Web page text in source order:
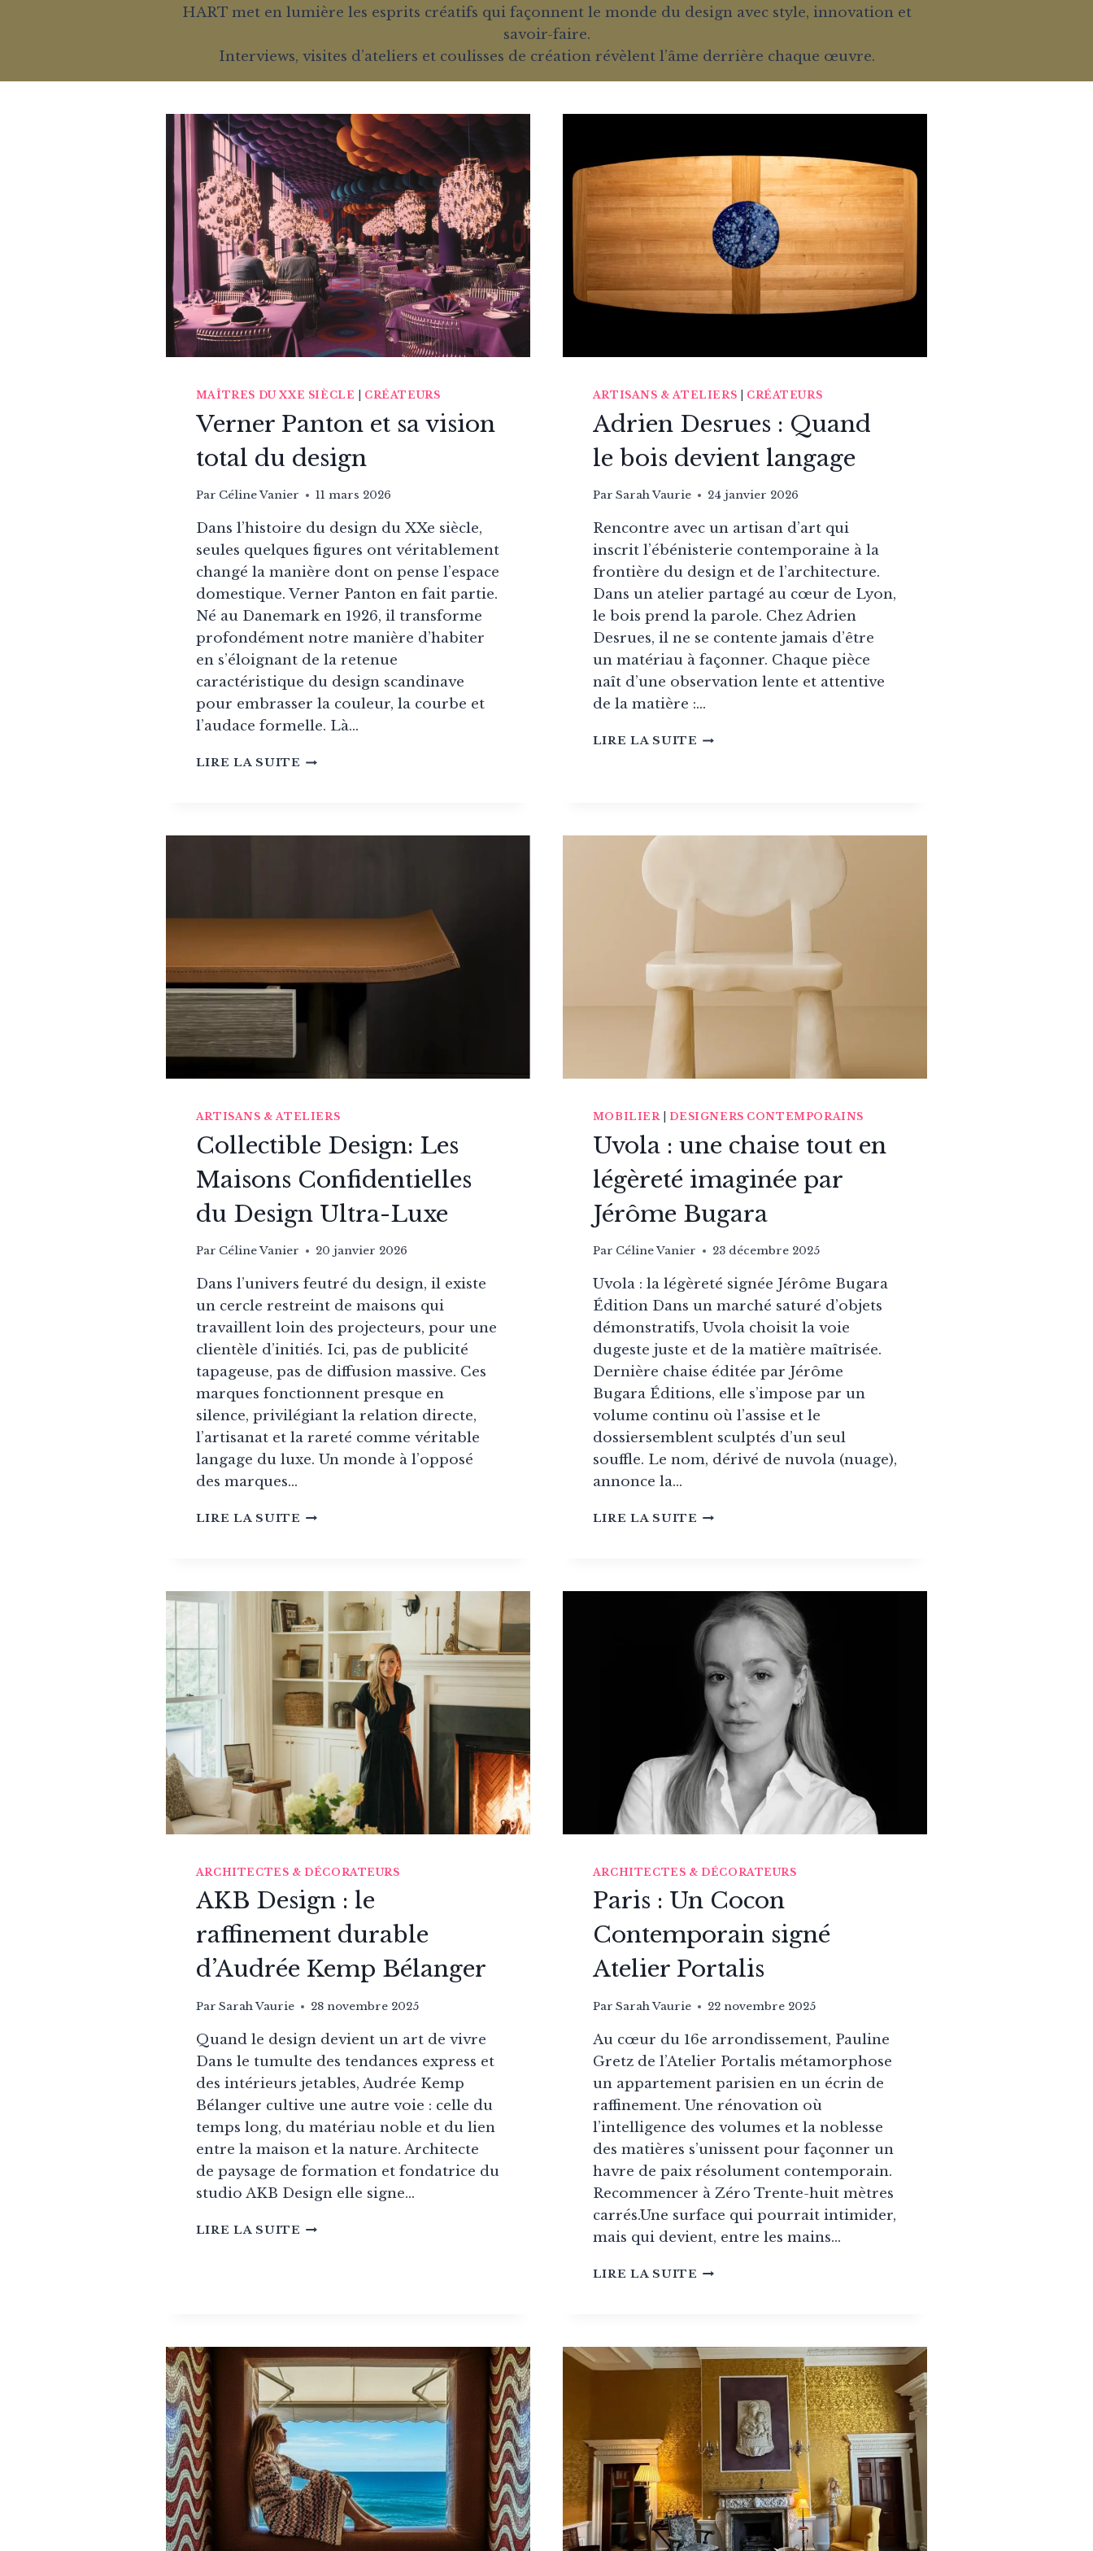
HART met en lumière les esprits créatifs qui façonnent le monde du design avec style, innovation et
savoir-faire.
Interviews, visites d’ateliers et coulisses de création révèlent l’âme derrière chaque œuvre.
MAÎTRES DU XXE SIÈCLE CRÉATEURS
Verner Panton et sa vision
total du design
Par Céline Vanier 11 mars 2026
Dans l’histoire du design du XXe siècle,
seules quelques figures ont véritablement
changé la manière dont on pense l’espace
domestique. Verner Panton en fait partie.
Né au Danemark en 1926, il transforme
profondément notre manière d’habiter
en s’éloignant de la retenue
caractéristique du design scandinave
pour embrasser la couleur, la courbe et
l’audace formelle. Là…
LIRE LA SUITE VERNER
ARTISANS & ATELIERS CRÉATEURS
Adrien Desrues : Quand
le bois devient langage
Par Sarah Vaurie 24 janvier 2026
Rencontre avec un artisan d’art qui
inscrit l’ébénisterie contemporaine à la
frontière du design et de l’architecture.
Dans un atelier partagé au cœur de Lyon,
le bois prend la parole. Chez Adrien
Desrues, il ne se contente jamais d’être
un matériau à façonner. Chaque pièce
naît d’une observation lente et attentive
de la matière :…
LIRE LA SUITE ADRIEN
DEVIENT
ARTISANS & ATELIERS
Collectible Design: Les
Maisons Confidentielles
du Design Ultra-Luxe
Par Céline Vanier 20 janvier 2026
Dans l’univers feutré du design, il existe
un cercle restreint de maisons qui
travaillent loin des projecteurs, pour une
clientèle d’initiés. Ici, pas de publicité
tapageuse, pas de diffusion massive. Ces
marques fonctionnent presque en
silence, privilégiant la relation directe,
l’artisanat et la rareté comme véritable
langage du luxe. Un monde à l’opposé
des marques…
LIRE LA SUITE COLLECTIBLE
DESIGN
ULTRA-
LUXE
MOBILIER DESIGNERS CONTEMPORAINS
Uvola : une chaise tout en
légèreté imaginée par
Jérôme Bugara
Par Céline Vanier 23 décembre 2025
Uvola : la légèreté signée Jérôme Bugara
Édition Dans un marché saturé d’objets
démonstratifs, Uvola choisit la voie
dugeste juste et de la matière maîtrisée.
Dernière chaise éditée par Jérôme
Bugara Éditions, elle s’impose par un
volume continu où l’assise et le
dossiersemblent sculptés d’un seul
souffle. Le nom, dérivé de nuvola (nuage),
annonce la…
LIRE LA SUITE UVOLA
LÉGÈRETÉ
IMAGINÉE
PAR
JÉRÔME
BUGARA
ARCHITECTES & DÉCORATEURS
AKB Design : le
raffinement durable
d’Audrée Kemp Bélanger
Par Sarah Vaurie 28 novembre 2025
Quand le design devient un art de vivre
Dans le tumulte des tendances express et
des intérieurs jetables, Audrée Kemp
Bélanger cultive une autre voie : celle du
temps long, du matériau noble et du lien
entre la maison et la nature. Architecte
de paysage de formation et fondatrice du
studio AKB Design elle signe…
LIRE LA SUITE AKB
KEMP
BÉLANGER
ARCHITECTES & DÉCORATEURS
Paris : Un Cocon
Contemporain signé
Atelier Portalis
Par Sarah Vaurie 22 novembre 2025
Au cœur du 16e arrondissement, Pauline
Gretz de l’Atelier Portalis métamorphose
un appartement parisien en un écrin de
raffinement. Une rénovation où
l’intelligence des volumes et la noblesse
des matières s’unissent pour façonner un
havre de paix résolument contemporain.
Recommencer à Zéro Trente-huit mètres
carrés.Une surface qui pourrait intimider,
mais qui devient, entre les mains…
LIRE LA SUITE PARIS
SIGNÉ
ATELIER
PORTALIS